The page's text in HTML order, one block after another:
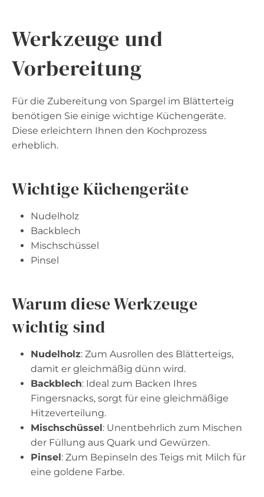
Werkzeuge und
Vorbereitung
Für die Zubereitung von Spargel im Blätterteig
benötigen Sie einige wichtige Küchengeräte.
Diese erleichtern Ihnen den Kochprozess
erheblich.
Wichtige Küchengeräte
Nudelholz
Backblech
Mischschüssel
Pinsel
Warum diese Werkzeuge
wichtig sind
Nudelholz: Zum Ausrollen des Blätterteigs,
damit er gleichmäßig dünn wird.
Backblech: Ideal zum Backen Ihres
Fingersnacks, sorgt für eine gleichmäßige
Hitzeverteilung.
Mischschüssel: Unentbehrlich zum Mischen
der Füllung aus Quark und Gewürzen.
Pinsel: Zum Bepinseln des Teigs mit Milch für
eine goldene Farbe.